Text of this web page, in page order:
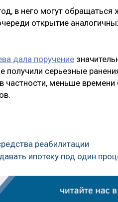
в него могут обращаться
открытие
дала поручение
получили серьезные
частности, меньше времени
реабилитации
ипотеку под один